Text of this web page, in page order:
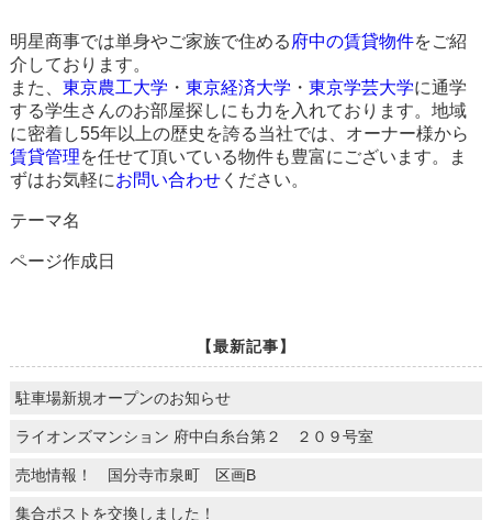
明星商事では単身やご家族で住める 府中の賃貸物件をご紹
介しております。
また、 東京農工大学 ・ 東京経済大学 ・ 東京学芸大学に通学
する学生さんのお部屋探しにも力を入れております。地域
に密着し55年以上の歴史を誇る当社では、オーナー様から
賃貸管理を任せて頂いている物件も豊富にございます。ま
ずはお気軽にお問い合わせください。
テーマ名
ページ作成日
【最新記事】
駐車場新規オープンのお知らせ
ライオンズマンション 府中白糸台第２ ２０９号室
売地情報！ 国分寺市泉町 区画B
集合ポストを交換しました！